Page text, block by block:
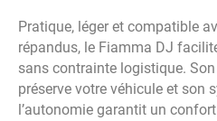
Pratique, léger et compatible
répandus, le Fiamma DJ
sans contrainte logistique.
préserve votre véhicule et son
l’autonomie garantit un